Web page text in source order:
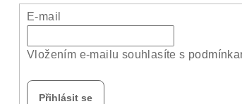
E-mail
Vložením e-mailu souhlasíte s
Přihlásit se